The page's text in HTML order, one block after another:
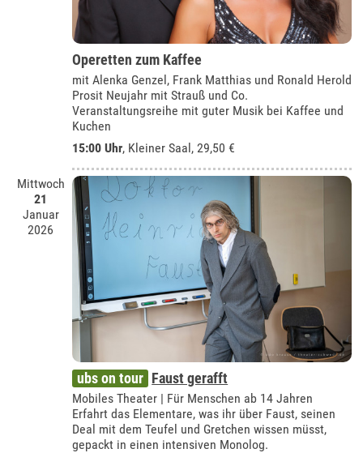
Operetten zum Kaffee
mit Alenka Genzel, Frank Matthias und Ronald Herold
Prosit Neujahr mit Strauß und Co.
Veranstaltungsreihe mit guter Musik bei Kaffee und
Kuchen
15:00 Uhr, Kleiner Saal, 29,50 €
Mittwoch
21
Januar
2026
ubs on tour Faust gerafft
Mobiles Theater | Für Menschen ab 14 Jahren
Erfahrt das Elementare, was ihr über Faust, seinen
Deal mit dem Teufel und Gretchen wissen müsst,
gepackt in einen intensiven Monolog.